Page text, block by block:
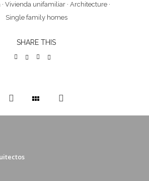
· Vivienda unifamiliar· Architecture·
Single family homes
SHARE THIS